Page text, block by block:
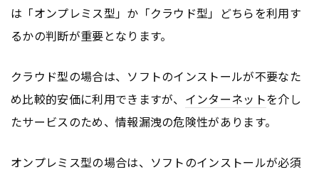
は「オンプレミス型」か「クラウド型」どちらを利用す
るかの判断が重要となります。
クラウド型の場合は、ソフトのインストールが不要なた
め比較的安価に利用できますが、 インターネットを介し
たサービスのため、情報漏洩の危険性があります。
オンプレミス型の場合は、ソフトのインストールが必須